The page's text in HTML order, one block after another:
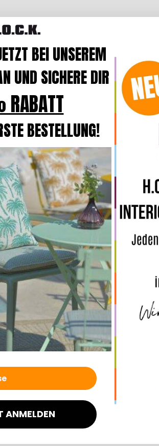
BEI UNSEREM
UND SICHERE DIR
BESTELLUNG!
ANMELDEN